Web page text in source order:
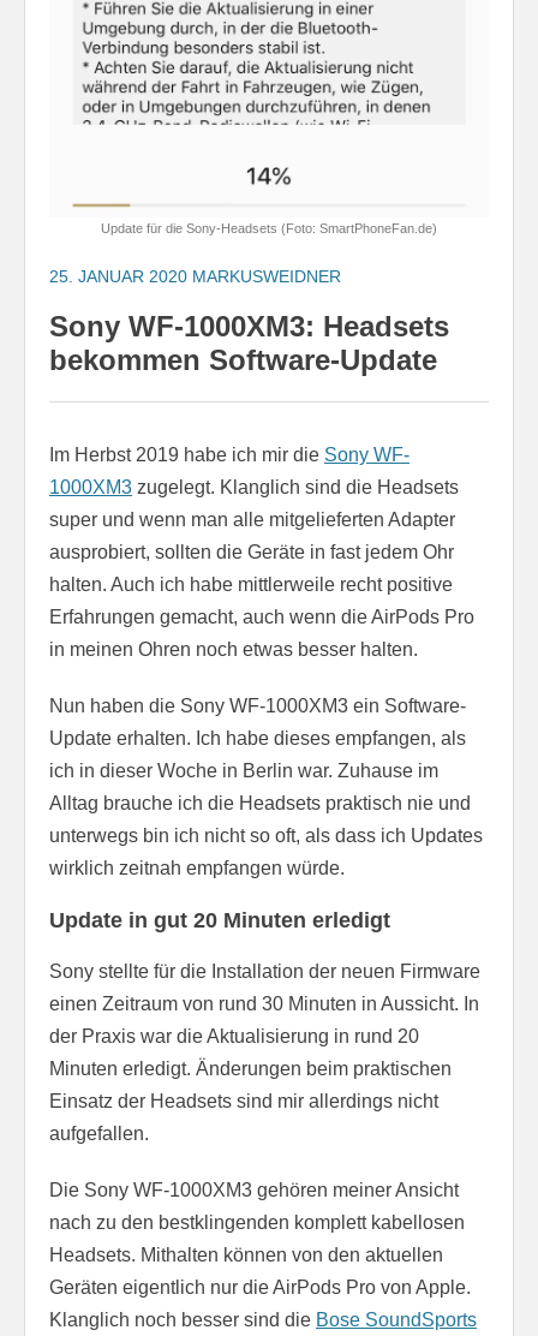
Update für die Sony-Headsets (Foto: SmartPhoneFan.de)
25. JANUAR 2020 MARKUSWEIDNER
Sony WF-1000XM3: Headsets
bekommen Software-Update
Im Herbst 2019 habe ich mir die Sony WF-
1000XM3 zugelegt. Klanglich sind die Headsets
super und wenn man alle mitgelieferten Adapter
ausprobiert, sollten die Geräte in fast jedem Ohr
halten. Auch ich habe mittlerweile recht positive
Erfahrungen gemacht, auch wenn die AirPods Pro
in meinen Ohren noch etwas besser halten.
Nun haben die Sony WF-1000XM3 ein Software-
Update erhalten. Ich habe dieses empfangen, als
ich in dieser Woche in Berlin war. Zuhause im
Alltag brauche ich die Headsets praktisch nie und
unterwegs bin ich nicht so oft, als dass ich Updates
wirklich zeitnah empfangen würde.
Update in gut 20 Minuten erledigt
Sony stellte für die Installation der neuen Firmware
einen Zeitraum von rund 30 Minuten in Aussicht. In
der Praxis war die Aktualisierung in rund 20
Minuten erledigt. Änderungen beim praktischen
Einsatz der Headsets sind mir allerdings nicht
aufgefallen.
Die Sony WF-1000XM3 gehören meiner Ansicht
nach zu den bestklingenden komplett kabellosen
Headsets. Mithalten können von den aktuellen
Geräten eigentlich nur die AirPods Pro von Apple.
Klanglich noch besser sind die Bose SoundSports